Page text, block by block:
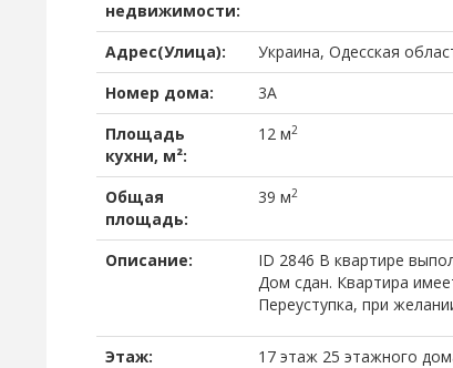
недвижимости:
Адрес(Улица):
Украина, Одесская
Номер дома:
3А
Площадь
кухни, м²:
12 м2
Общая
площадь:
39 м2
Описание:
ID 2846 В квартире
Дом сдан. Квартира
Переуступка, при
Этаж:
17 этаж 25 этажного